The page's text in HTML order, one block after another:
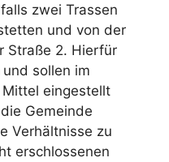
zwei Trassen
und von der
Straße 2. Hierfür
sollen im
eingestellt
Gemeinde
Verhältnisse zu
erschlossenen